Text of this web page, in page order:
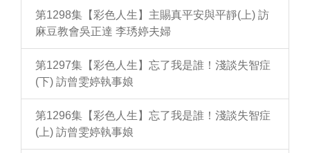
第1298集【彩色人生】主賜真平安與平靜(上) 訪
麻豆教會吳正達 李琇婷夫婦
第1297集【彩色人生】忘了我是誰！淺談失智症
(下) 訪曾雯婷執事娘
第1296集【彩色人生】忘了我是誰！淺談失智症
(上) 訪曾雯婷執事娘